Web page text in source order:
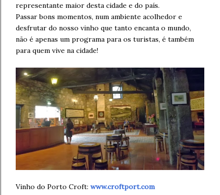
representante maior desta cidade e do país.
Passar bons momentos, num ambiente acolhedor e
desfrutar do nosso vinho que tanto encanta o mundo,
não é apenas um programa para os turistas, é também
para quem vive na cidade!
Vinho do Porto Croft: www.croftport.com